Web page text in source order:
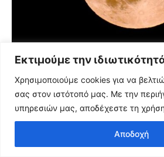
Εκτιμούμε την
Χρησιμοποιούμε cookies για να
σας στον ιστότοπό μας. Με την
υπηρεσιών μας, αποδέχεστε τη
Αποδοχή
ΚΌΣΜΟΣ
Το κομμάτι πύραυλου που
γίνεται χρυσή ευκαιρία μελέτης
επιστήμονες
Στη διάσημη σκηνή όπου μια κάψουλα
φεγγαριού -το καρέ από την